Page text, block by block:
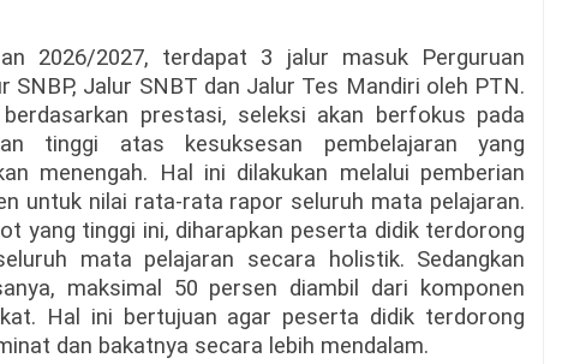
2026/2027, terdapat 3 jalur masuk Perguruan
SNBP, Jalur SNBT dan Jalur Tes Mandiri oleh PTN.
prestasi, seleksi akan berfokus pada
tinggi atas kesuksesan pembelajaran yang
menengah. Hal ini dilakukan melalui pemberian
untuk nilai rata-rata rapor seluruh mata pelajaran.
yang tinggi ini, diharapkan peserta didik terdorong
mata pelajaran secara holistik. Sedangkan
maksimal 50 persen diambil dari komponen
Hal ini bertujuan agar peserta didik terdorong
dan bakatnya secara lebih mendalam.